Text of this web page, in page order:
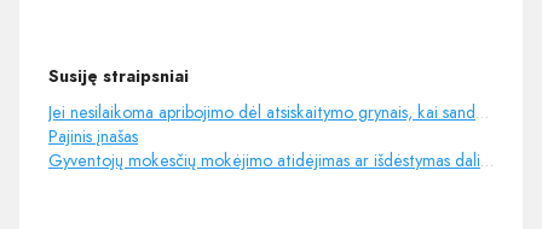
Susiję straipsniai
Jei nesilaikoma apribojimo dėl atsiskaitymo grynais, kai sandorio vertė viršija 5.000 Eur
Pajinis įnašas
Gyventojų mokesčių mokėjimo atidėjimas ar išdėstymas dalimis